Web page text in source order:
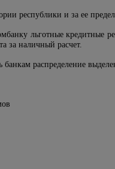
республики и за ее
льготные кредитные
за наличный расчет.
распределение